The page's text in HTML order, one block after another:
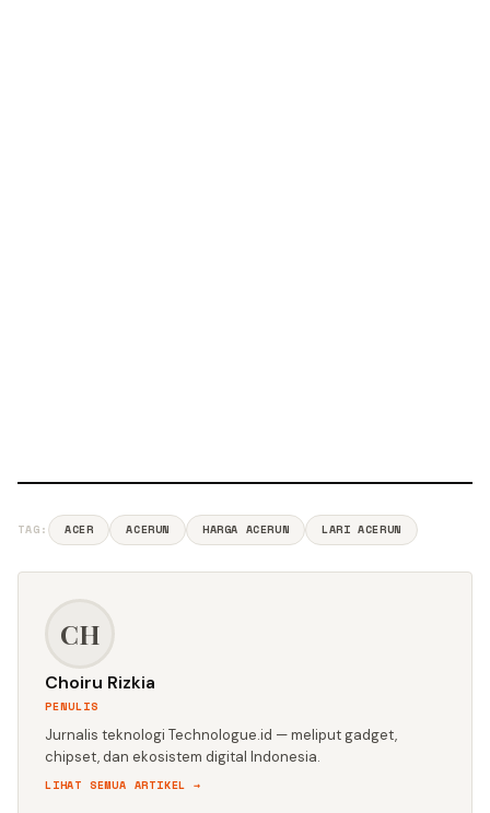
TAG: ACER ACERUN HARGA ACERUN LARI ACERUN
CH
Choiru Rizkia
PENULIS
Jurnalis teknologi Technologue.id — meliput gadget,
chipset, dan ekosistem digital Indonesia.
LIHAT SEMUA ARTIKEL →